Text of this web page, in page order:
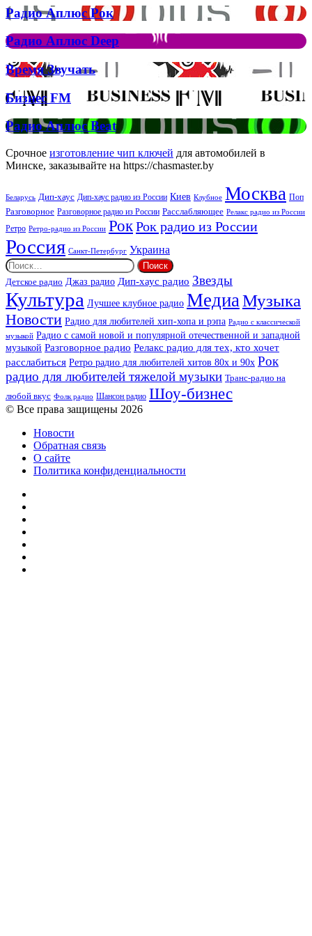
трек
Джона
та
Брітні
Спірс
Радио
Аплюс
Рок
Радио Аплюс Рок
Радио
Аплюс
Deep
Радио Аплюс Deep
Время
Звучать
Время Звучать
Бизнес
Бизнес FM
Радио
Аплюс
Beat
Радио Аплюс Beat
Срочное изготовление чип ключей для автомобилей в
Минске, заказывайте на https://chasmaster.by
Беларусь Дип-хаус Дип-хаус радио из России Киев Клубное Москва Поп
Разговорное Разговорное радио из России Расслабляющее Релакс радио из России
Ретро Ретро-радио из России РокРок радио из России
Россия Санкт-Петербург Украина
Найти:
Детское радио Джаз радио Дип-хаус радио Звезды
Культура Лучшее клубное радио МедиаМузыка
Новости Радио для любителей хип-хопа и рэпа Радио с классической
музыкой Радио с самой новой и популярной отечественной и западной
музыкой Разговорное радио Релакс радио для тех, кто хочет
расслабиться Ретро радио для любителей хитов 80х и 90х Рок
радио для любителей тяжелой музыки Транс-радио на
любой вкус Фолк радио Шансон радио Шоу-бизнес
© Все права защищены 2026
Новости
Обратная связь
О сайте
Политика конфиденциальности